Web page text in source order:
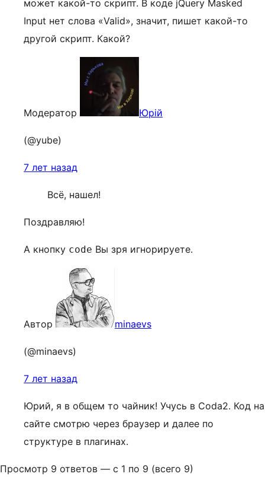
может какой-то скрипт. В коде jQuery Masked
Input нет слова «Valid», значит, пишет какой-то
другой скрипт. Какой?
Модератор Юрій
(@yube)
7 лет назад
Всё, нашел!
Поздравляю!
А кнопку code Вы зря игнорируете.
Автор minaevs
(@minaevs)
7 лет назад
Юрий, я в общем то чайник! Учусь в Coda2. Код на
сайте смотрю через браузер и далее по
структуре в плагинах.
Просмотр 9 ответов — с 1 по 9 (всего 9)